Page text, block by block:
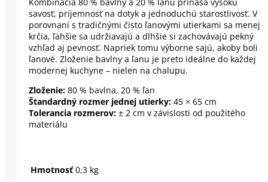
savosť, príjemnosť na dotyk a jednoduchú starostlivosť. V
porovnaní s tradičnými čisto ľanovými utierkami sa menej
krčia, ľahšie sa udržiavajú a dlhšie si zachovávajú pekný
vzhľad aj pevnosť. Napriek tomu výborne sajú, akoby boli
ľanové. Zloženie bavlny a ľanu je preto ideálne do každej
modernej kuchyne – nielen na chalupu.
Zloženie: 80 % bavlna, 20 % ľan
Štandardný rozmer jednej utierky: 45 × 65 cm
Tolerancia rozmerov: ± 2 cm v závislosti od použitého
materiálu
Hmotnosť 0,3 kg